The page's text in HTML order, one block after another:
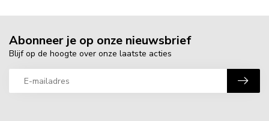
Abonneer je op onze nieuwsbrief
Blijf op de hoogte over onze laatste acties